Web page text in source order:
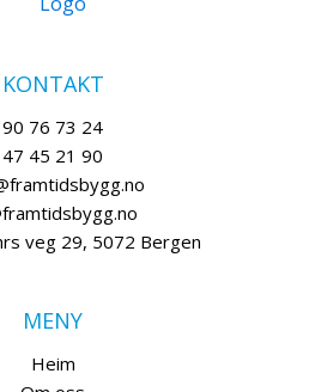
KONTAKT
90 76 73 24
47 45 21 90
veg 29, 5072 Bergen
MENY
Heim